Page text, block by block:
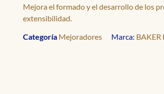
Mejora el formado y el desarrollo de los
extensibilidad.
Categoría Mejoradores Marca: BAKER